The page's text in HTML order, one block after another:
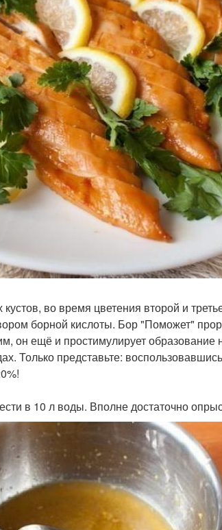
во время цветения второй и
борной кислоты. Бор "Поможет"
он ещё и простимулирует образование
Только представьте:
в 10 л воды. Вполне достаточно